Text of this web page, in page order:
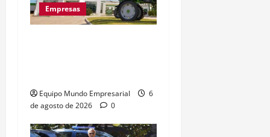
Empresas
Equipo Mundo Empresarial
6
de agosto de 2026
0